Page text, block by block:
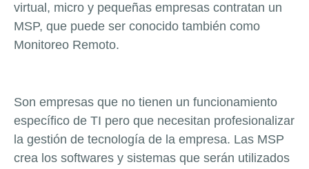
virtual, micro y pequeñas empresas contratan un
MSP, que puede ser conocido también como
Monitoreo Remoto.
Son empresas que no tienen un funcionamiento
específico de TI pero que necesitan profesionalizar
la gestión de tecnología de la empresa. Las MSP
crea los softwares y sistemas que serán utilizados